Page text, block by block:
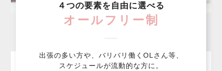
４つの要素を自由に選べる
オールフリー制
出張の多い方や、バリバリ働くOLさん等、
スケジュールが流動的な方に。